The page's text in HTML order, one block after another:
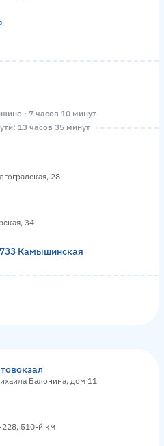
· 7 часов 10 минут
13 часов 35 минут
28
34
Камышинская
Балонина, дом 11
510-й км